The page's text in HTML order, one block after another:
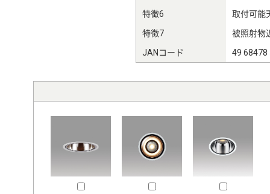
特徴6
取付可能
特徴7
被照射物
JANコード
49 68478